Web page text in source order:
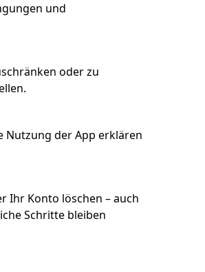
und
oder zu
Nutzung der App erklären
Ihr Konto löschen – auch
Schritte bleiben